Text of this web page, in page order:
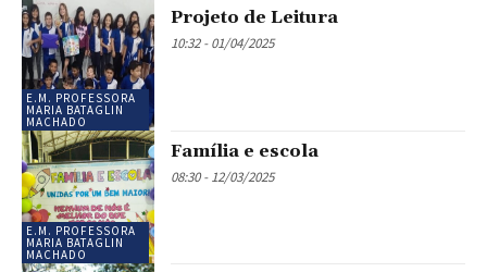
E.M. PROFESSORA
MARIA BATAGLIN
MACHADO
Projeto de Leitura
10:32 - 01/04/2025
E.M. PROFESSORA
MARIA BATAGLIN
MACHADO
Família e escola
08:30 - 12/03/2025